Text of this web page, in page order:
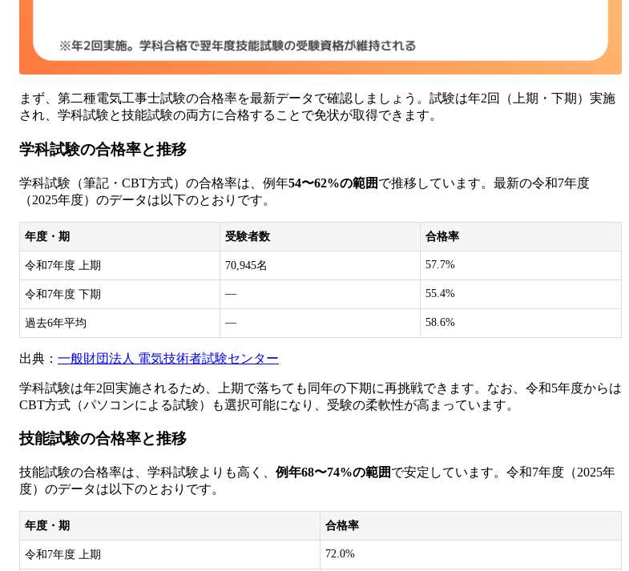
まず、第二種電気工事士試験の合格率を最新データで確認しましょう。試験は年2回（上期・下期）実施
され、学科試験と技能試験の両方に合格することで免状が取得できます。
学科試験の合格率と推移
学科試験（筆記・CBT方式）の合格率は、例年54〜62%の範囲で推移しています。最新の令和7年度
（2025年度）のデータは以下のとおりです。
年度・期 受験者数 合格率
令和7年度 上期 70,945名 57.7%
令和7年度 下期 — 55.4%
過去6年平均 — 58.6%
出典： 一般財団法人 電気技術者試験センター
学科試験は年2回実施されるため、上期で落ちても同年の下期に再挑戦できます。なお、令和5年度からは
CBT方式（パソコンによる試験）も選択可能になり、受験の柔軟性が高まっています。
技能試験の合格率と推移
技能試験の合格率は、学科試験よりも高く、 例年68〜74%の範囲で安定しています。令和7年度（2025年
度）のデータは以下のとおりです。
年度・期 合格率
令和7年度 上期 72.0%